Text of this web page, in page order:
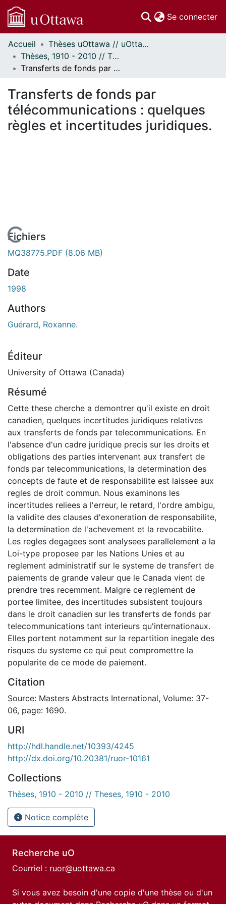
Se connecter
Communautés
et collections
Parcourir
À propos
Accueil
Thèses uOttawa // uOttawa Theses
Thèses, 1910 - 2010 // Theses, 1910 - 2010
Transferts de fonds par télécommunications : quelques règles et incertitudes juridiques.
Transferts de fonds par
télécommunications : quelques
règles et incertitudes juridiques.
En cours de chargement...
Fichiers
MQ38775.PDF (8.06 MB)
Date
1998
Authors
Guérard, Roxanne.
Éditeur
University of Ottawa (Canada)
Résumé
Cette these cherche a demontrer qu'il existe en droit
canadien, quelques incertitudes juridiques relatives
aux transferts de fonds par telecommunications. En
l'absence d'un cadre juridique precis sur les droits et
obligations des parties intervenant aux transfert de
fonds par telecommunications, la determination des
concepts de faute et de responsabilite est laissee aux
regles de droit commun. Nous examinons les
incertitudes reliees a l'erreur, le retard, l'ordre ambigu,
la validite des clauses d'exoneration de responsabilite,
la determination de l'achevement et la revocabilite.
Les regles degagees sont analysees parallelement a la
Loi-type proposee par les Nations Unies et au
reglement administratif sur le systeme de transfert de
paiements de grande valeur que le Canada vient de
prendre tres recemment. Malgre ce reglement de
portee limitee, des incertitudes subsistent toujours
dans le droit canadien sur les transferts de fonds par
telecommunications tant interieurs qu'internationaux.
Elles portent notamment sur la repartition inegale des
risques du systeme ce qui peut compromettre la
popularite de ce mode de paiement.
Citation
Source: Masters Abstracts International, Volume: 37-
06, page: 1690.
URI
http://hdl.handle.net/10393/4245
http://dx.doi.org/10.20381/ruor-10161
Collections
Thèses, 1910 - 2010 // Theses, 1910 - 2010
Notice complète
Recherche uO
Courriel : ruor@uottawa.ca
Si vous avez besoin d'une copie d'une thèse ou d'un